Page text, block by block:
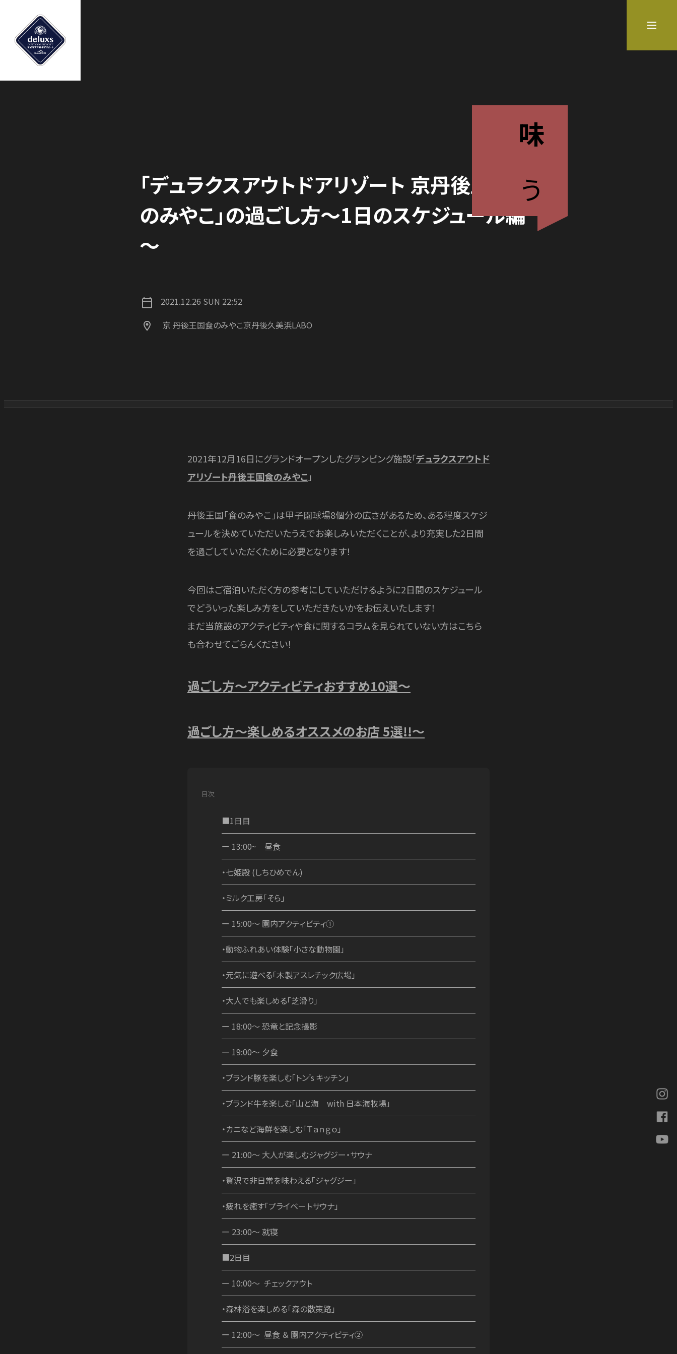
味
わう
「デュラクスアウトドアリゾート 京丹後王国食
のみやこ」の過ごし方～1日のスケジュール編
～
2021.12.26 SUN 22:52
京 丹後王国食のみやこ京丹後久美浜LABO
2021年12月16日にグランドオープンしたグランピング施設「デュラクスアウトド
アリゾート丹後王国食のみやこ 」
丹後王国「食のみやこ」は甲子園球場8個分の広さがあるため、ある程度スケジ
ュールを決めていただいたうえでお楽しみいただくことが、より充実した2日間
を過ごしていただくために必要となります！
今回はご宿泊いただく方の参考にしていただけるように2日間のスケジュール
でどういった楽しみ方をしていただきたいかをお伝えいたします！
まだ当施設のアクティビティや食に関するコラムを見られていない方はこちら
も合わせてごらんください！
過ごし方～アクティビティおすすめ10選～
過ごし方～楽しめるオススメのお店 5選!!～
目次
■1日目
ー 13:00~ 昼食
・七姫殿 (しちひめでん)
・ミルク工房「そら」
ー 15:00～ 園内アクティビティ①
・動物ふれあい体験「小さな動物園」
・元気に遊べる「木製アスレチック広場」
・大人でも楽しめる「芝滑り」
ー 18:00～ 恐竜と記念撮影
ー 19:00～ 夕食
・ブランド豚を楽しむ「トン’s キッチン」
・ブランド牛を楽しむ「山と海 with 日本海牧場」
・カニなど海鮮を楽しむ「Ｔａｎｇｏ」
ー 21:00～ 大人が楽しむジャグジー・サウナ
・贅沢で非日常を味わえる「ジャグジー」
・疲れを癒す「プライベートサウナ」
ー 23:00～ 就寝
■2日目
ー 10:00～ チェックアウト
・森林浴を楽しめる「森の散策路」
ー 12:00～ 昼食 ＆ 園内アクティビティ②